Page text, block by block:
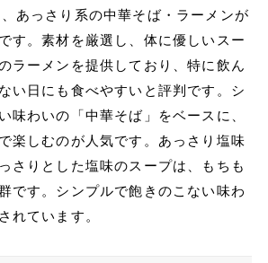
あっさり系の中華そば・ラーメンが
す。素材を厳選し、体に優しいスー
ラーメンを提供しており、特に飲ん
い日にも食べやすいと評判です。シ
味わいの「中華そば」をベースに、
楽しむのが人気です。あっさり塩味
さりとした塩味のスープは、もちも
です。シンプルで飽きのこない味わ
れています。